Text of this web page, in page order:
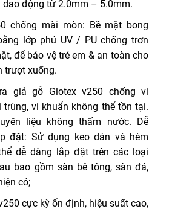
động từ 2.0mm – 5.0mm.
chống mài mòn: Bề mặt bong
lớp phủ UV / PU chống trơn
để bảo vệ trẻ em & an toàn cho
trượt xuống.
giả gỗ Glotex v250 chống vi
trùng, vi khuẩn không thể tồn tại.
liệu không thấm nước. Dễ
đặt: Sử dụng keo dán và hèm
dễ dàng lắp đặt trên các loại
bao gồm sàn bê tông, sàn đá,
có;
cực kỳ ổn định, hiệu suất cao,